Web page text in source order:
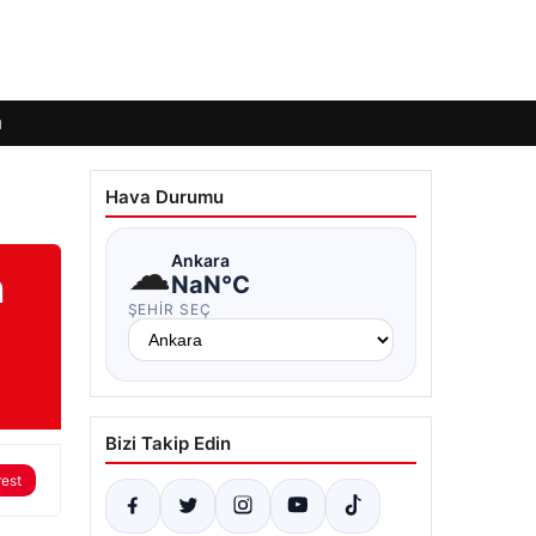
Hava Durumu
☁Ankara
NaN°C
ŞEHIR SEÇ
Bizi Takip Edin